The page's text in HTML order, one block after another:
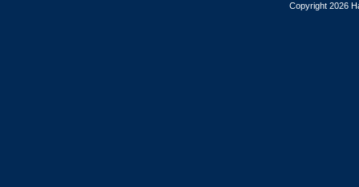
Copyright 2026